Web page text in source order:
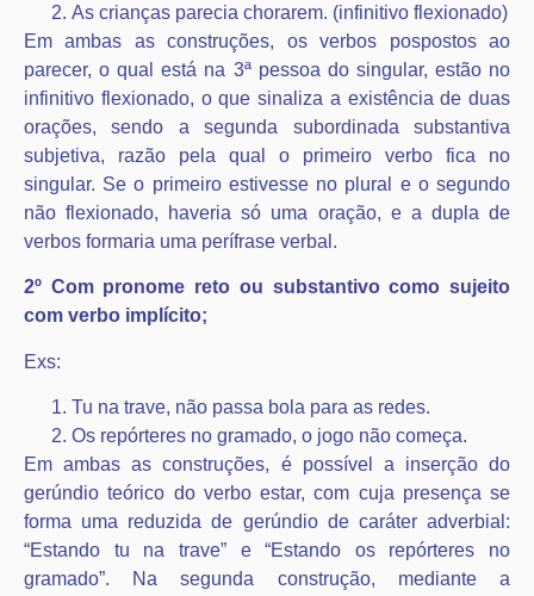
As crianças parecia chorarem. (infinitivo flexionado)
Em ambas as construções, os verbos pospostos ao
parecer, o qual está na 3ª pessoa do singular, estão no
infinitivo flexionado, o que sinaliza a existência de duas
orações, sendo a segunda subordinada substantiva
subjetiva, razão pela qual o primeiro verbo fica no
singular. Se o primeiro estivesse no plural e o segundo
não flexionado, haveria só uma oração, e a dupla de
verbos formaria uma perífrase verbal.
2º Com pronome reto ou substantivo como sujeito
com verbo implícito;
Exs:
Tu na trave, não passa bola para as redes.
Os repórteres no gramado, o jogo não começa.
Em ambas as construções, é possível a inserção do
gerúndio teórico do verbo estar, com cuja presença se
forma uma reduzida de gerúndio de caráter adverbial:
“Estando tu na trave” e “Estando os repórteres no
gramado”. Na segunda construção, mediante a